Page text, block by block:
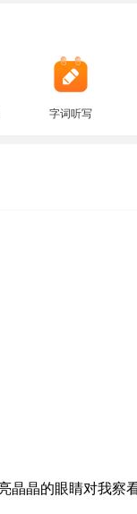
字词听写
晶的眼睛对我察